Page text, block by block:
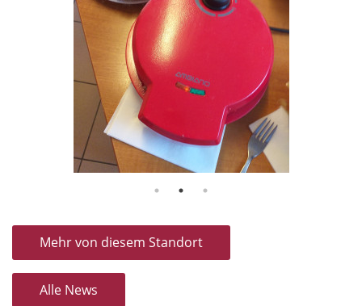
Mehr von diesem Standort
Alle News